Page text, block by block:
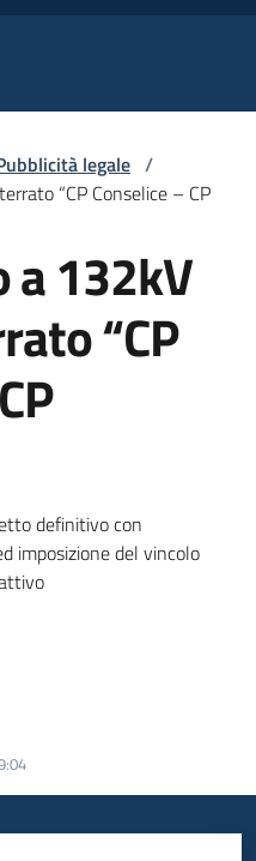
legale /
“CP Conselice – CP
132kV
“CP
definitivo con
imposizione del vincolo